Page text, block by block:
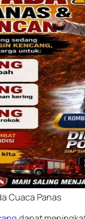
Cuaca Panas